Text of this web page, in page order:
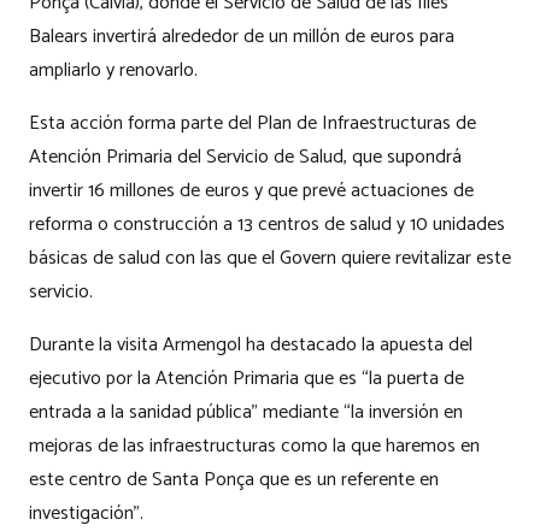
Balears invertirá alrededor de un millón de euros para
ampliarlo y renovarlo.
Esta acción forma parte del Plan de Infraestructuras de
Atención Primaria del Servicio de Salud, que supondrá
invertir 16 millones de euros y que prevé actuaciones de
reforma o construcción a 13 centros de salud y 10 unidades
básicas de salud con las que el Govern quiere revitalizar este
servicio.
Durante la visita Armengol ha destacado la apuesta del
ejecutivo por la Atención Primaria que es “la puerta de
entrada a la sanidad pública” mediante “la inversión en
mejoras de las infraestructuras como la que haremos en
este centro de Santa Ponça que es un referente en
investigación”.